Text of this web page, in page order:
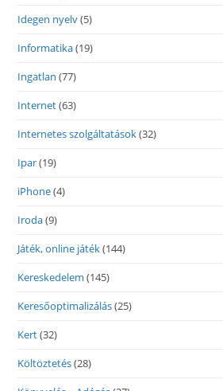
Idegen nyelv(5)
Informatika(19)
Ingatlan (77)
Internet(63)
Internetes szolgáltatások(32)
Ipar(19)
iPhone(4)
Iroda(9)
Játék, online játék(144)
Kereskedelem (145)
Keresőoptimalizálás(25)
Kert(32)
Költöztetés(28)